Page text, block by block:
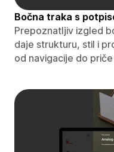
Bočna traka s
Prepoznatljiv izgled
daje strukturu, stil i
od navigacije do